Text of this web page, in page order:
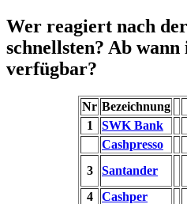
Wer reagiert nach
schnellsten? Ab
verfügbar?
Nr Bezeichnung
1
SWK Bank
Cashpresso
3
Santander
4
Cashper